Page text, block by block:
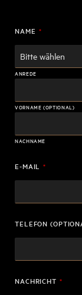
NAME *
ANREDE
VORNAME (OPTIONAL)
NACHNAME
E-MAIL *
TELEFON
NACHRICHT *